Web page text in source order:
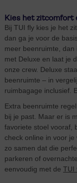
Kies het zitcomfort
Bij TUI fly kies je het
dan ga je voor de
meer beenruimte,
met Deluxe en laat je
onze crew. Deluxe
beenruimte – in
ruimbagage inclusief.
Extra beenruimte
bij je past. Maar er is
favoriete stoel vooraf,
check online in voor
zo samen dat die
parkeren of
eenvoudig met de TUI